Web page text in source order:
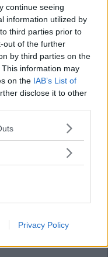
continue seeing
information utilized by
third parties prior to
out of the further
by third parties on the
This information may
on the IAB’s List of
disclose it to other
one or more Google
You may click to
in below Google
Privacy Policy